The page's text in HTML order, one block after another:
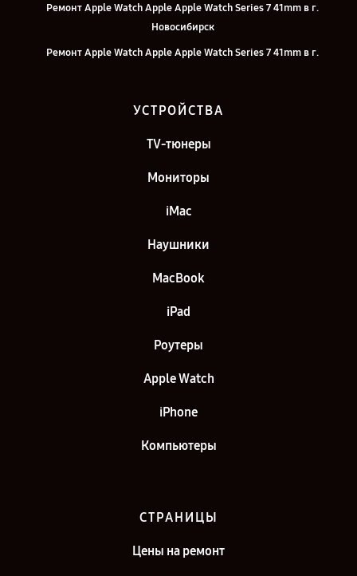
Ремонт Apple Watch Apple Apple Watch Series 7 41mm в г.
Новосибирск
Ремонт Apple Watch Apple Apple Watch Series 7 41mm в г.
Екатеринбург
Ремонт Apple Watch Apple Apple Watch Series 7 41mm в г. Казань
Петербург
УСТРОЙСТВА
TV-тюнеры
Мониторы
iMac
Наушники
MacBook
iPad
Роутеры
Apple Watch
iPhone
Компьютеры
СТРАНИЦЫ
Цены на ремонт